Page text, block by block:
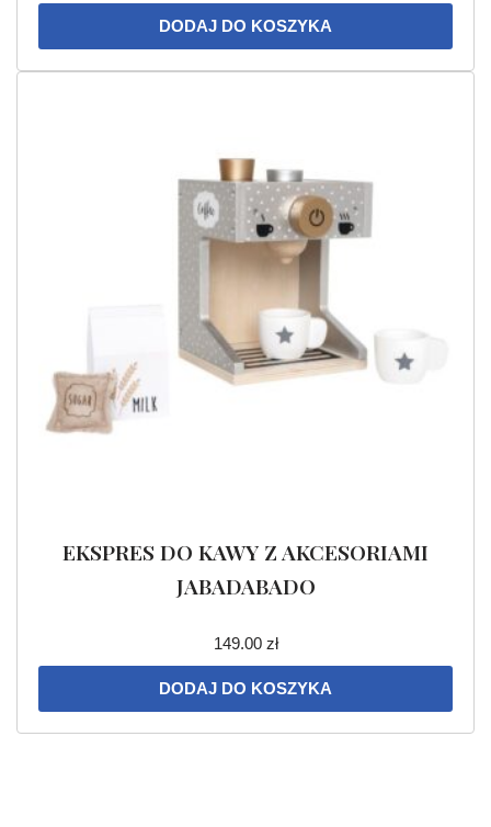
DODAJ DO KOSZYKA
EKSPRES DO KAWY Z AKCESORIAMI
JABADABADO
149.00 zł
DODAJ DO KOSZYKA